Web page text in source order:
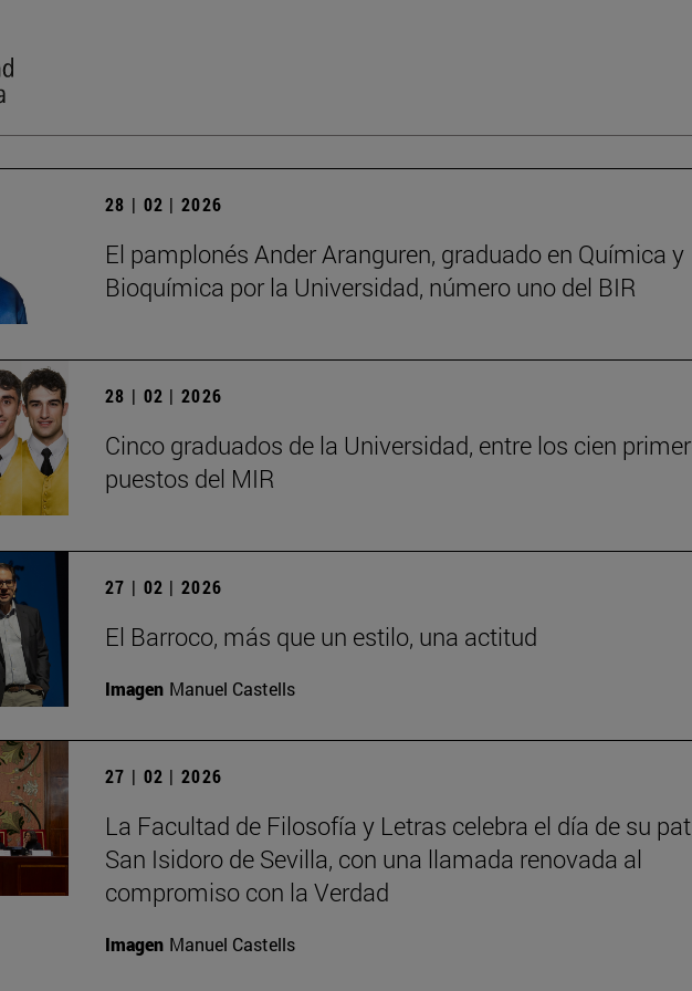
28 | 02 | 2026
El pamplonés Ander Aranguren, graduado en Química y
Bioquímica por la Universidad, número uno del BIR
28 | 02 | 2026
Cinco graduados de la Universidad, entre los cien
puestos del MIR
27 | 02 | 2026
El Barroco, más que un estilo, una actitud
Imagen Manuel Castells
27 | 02 | 2026
La Facultad de Filosofía y Letras celebra el día de su
San Isidoro de Sevilla, con una llamada renovada al
compromiso con la Verdad
Imagen Manuel Castells